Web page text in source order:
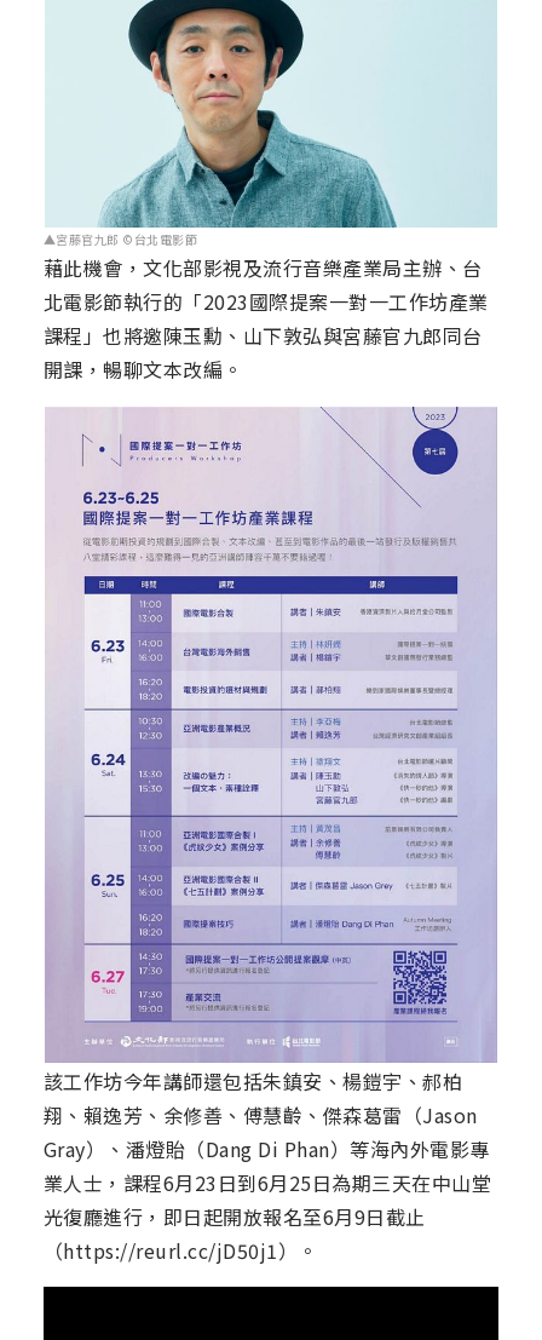
▲宮藤官九郎 ©台北電影節
藉此機會，文化部影視及流行音樂產業局主辦、台
北電影節執行的「2023國際提案一對一工作坊產業
課程」也將邀陳玉勳、山下敦弘與宮藤官九郎同台
開課，暢聊文本改編。
該工作坊今年講師還包括朱鎮安、楊鎧宇、郝柏
翔、賴逸芳、余修善、傅慧齡、傑森葛雷（Jason
Gray）、潘燈貽（Dang Di Phan）等海內外電影專
業人士，課程6月23日到6月25日為期三天在中山堂
光復廳進行，即日起開放報名至6月9日截止
（https://reurl.cc/jD50j1）。